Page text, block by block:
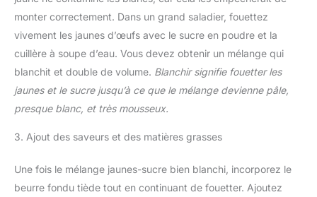
monter correctement. Dans un grand saladier, fouettez
vivement les jaunes d’œufs avec le sucre en poudre et la
cuillère à soupe d’eau. Vous devez obtenir un mélange qui
blanchit et double de volume. Blanchir signifie fouetter les
jaunes et le sucre jusqu’à ce que le mélange devienne pâle,
presque blanc, et très mousseux.
3. Ajout des saveurs et des matières grasses
Une fois le mélange jaunes-sucre bien blanchi, incorporez le
beurre fondu tiède tout en continuant de fouetter. Ajoutez